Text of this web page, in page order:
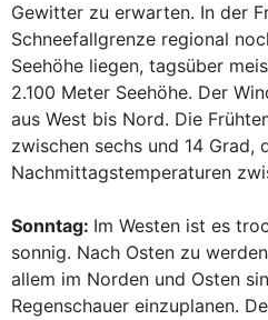
Gewitter zu erwarten. In der
Schneefallgrenze regional
Seehöhe liegen, tagsüber
2.100 Meter Seehöhe. Der
aus West bis Nord. Die
zwischen sechs und 14 Grad,
Nachmittagstemperaturen
Sonntag: Im Westen ist es
sonnig. Nach Osten zu
allem im Norden und Osten
Regenschauer einzuplanen.